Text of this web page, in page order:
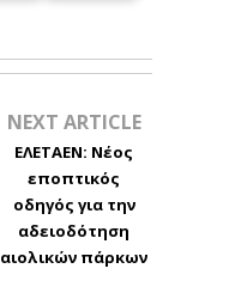
NEXT ARTICLE
ΕΛΕΤΑΕΝ: Νέος
εποπτικός
οδηγός για την
αδειοδότηση
αιολικών πάρκων